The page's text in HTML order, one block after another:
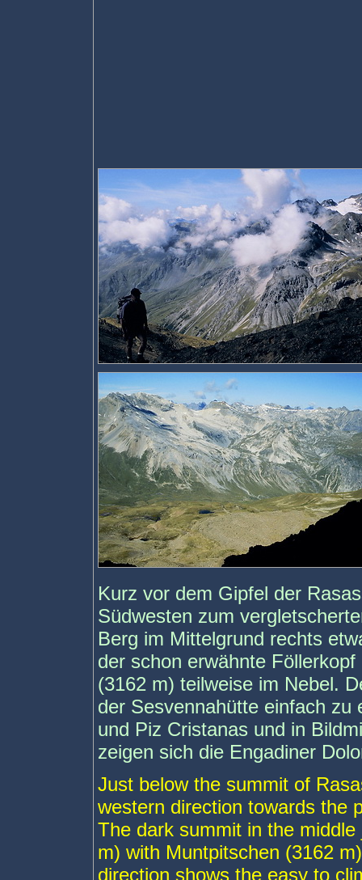
Kurz vor dem Gipfel der
Südwesten zum
Berg im Mittelgrund rechts
der schon erwähnte
(3162 m) teilweise im Nebel.
der Sesvennahütte einfach zu
und Piz Cristanas und in
zeigen sich die Engadiner
Just below the summit of
western direction towards the
The dark summit in the
m) with Muntpitschen (3162
direction shows the easy to